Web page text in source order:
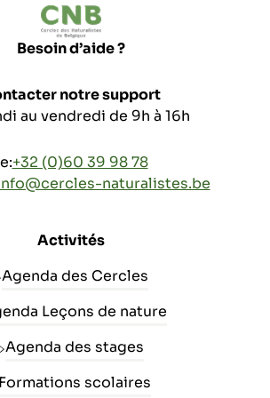
Besoin d’aide ?
notre support
au vendredi de 9h à 16h
+32 (0)60 39 98 78
naturalistes.be
Activités
Agenda des Cercles
Leçons de nature
Agenda des stages
Formations scolaires